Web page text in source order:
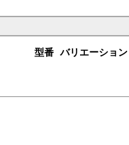
型番 バリエーション